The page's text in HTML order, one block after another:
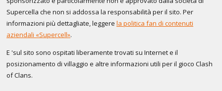
Supercella che non si addossa la responsabilità per il sito. Per
informazioni più dettagliate, leggere la politica fan di contenuti
aziendali «Supercell».
E 'sul sito sono ospitati liberamente trovati su Internet e il
posizionamento di villaggio e altre informazioni utili per il gioco Clash
of Clans.